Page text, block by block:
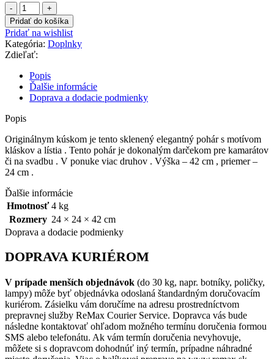
množstvo
Sklenený
pohár
"MAXI"
Pridať do košíka
Pridať na wishlist
Kategória: Doplnky
Zdieľať:
Popis
Ďalšie informácie
Doprava a dodacie podmienky
Popis
Originálnym kúskom je tento sklenený elegantný pohár s motívom
kláskov a lístia . Tento pohár je dokonalým darčekom pre kamarátov
či na svadbu . V ponuke viac druhov . Výška – 42 cm , priemer –
24 cm .
Ďalšie informácie
Hmotnosť 4 kg
Rozmery 24 × 24 × 42 cm
Doprava a dodacie podmienky
DOPRAVA KURIÉROM
V prípade menších objednávok (do 30 kg, napr. botníky, poličky,
lampy) môže byť objednávka odoslaná štandardným doručovacím
kuriérom. Zásielku vám doručíme na adresu prostredníctvom
prepravnej služby ReMax Courier Service. Dopravca vás bude
následne kontaktovať ohľadom možného termínu doručenia formou
SMS alebo telefonátu. Ak vám termín doručenia nevyhovuje,
môžete si s dopravcom dohodnúť iný termín, prípadne náhradné